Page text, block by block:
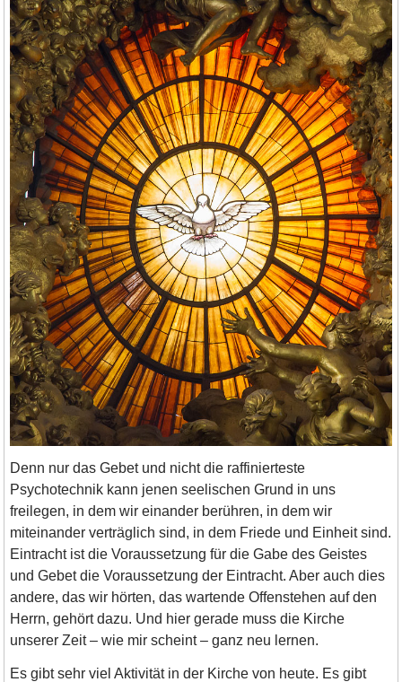
Denn nur das Gebet und nicht die raffinierteste
Psychotechnik kann jenen seelischen Grund in uns
freilegen, in dem wir einander berühren, in dem wir
miteinander verträglich sind, in dem Friede und Einheit sind.
Eintracht ist die Voraussetzung für die Gabe des Geistes
und Gebet die Voraussetzung der Eintracht. Aber auch dies
andere, das wir hörten, das wartende Offenstehen auf den
Herrn, gehört dazu. Und hier gerade muss die Kirche
unserer Zeit – wie mir scheint – ganz neu lernen.
Es gibt sehr viel Aktivität in der Kirche von heute. Es gibt